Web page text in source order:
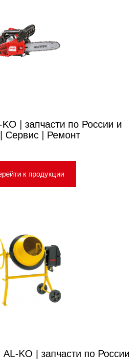
| запчасти по России и
Сервис | Ремонт
к продукции
KO | запчасти по России